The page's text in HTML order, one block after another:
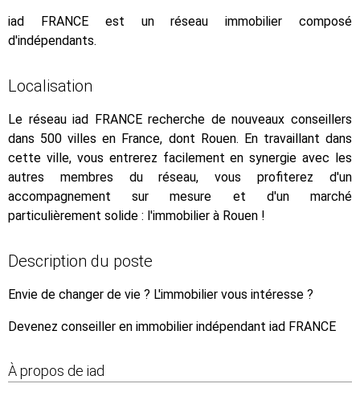
iad FRANCE est un réseau immobilier composé
d'indépendants.
Localisation
Le réseau iad FRANCE recherche de nouveaux conseillers
dans 500 villes en France, dont Rouen. En travaillant dans
cette ville, vous entrerez facilement en synergie avec les
autres membres du réseau, vous profiterez d'un
accompagnement sur mesure et d'un marché
particulièrement solide : l'immobilier à Rouen !
Description du poste
Envie de changer de vie ? L'immobilier vous intéresse ?
Devenez conseiller en immobilier indépendant iad FRANCE
À propos de iad